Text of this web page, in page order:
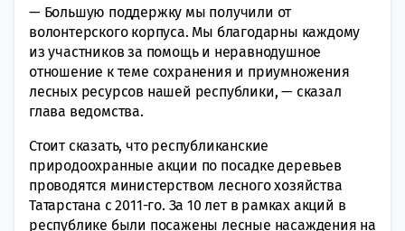
— Большую поддержку мы получили от
волонтерского корпуса. Мы благодарны каждому
из участников за помощь и неравнодушное
отношение к теме сохранения и приумножения
лесных ресурсов нашей республики, — сказал
глава ведомства.
Стоит сказать, что республиканские
природоохранные акции по посадке деревьев
проводятся министерством лесного хозяйства
Татарстана с 2011-го. За 10 лет в рамках акций в
республике были посажены лесные насаждения на